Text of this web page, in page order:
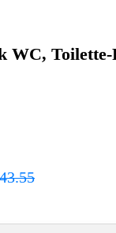
WC, Toilette-
43.55